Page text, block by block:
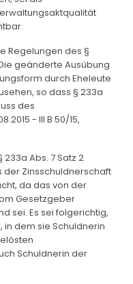
Regelungen des §
geänderte Ausübung
durch Eheleute
so dass § 233a
des
- III B 50/15,
Abs. 7 Satz 2
der Zinsschuldnerschaft
da das von der
Gesetzgeber
sei. Es sei folgerichtig,
in dem sie Schuldnerin
Schuldnerin der